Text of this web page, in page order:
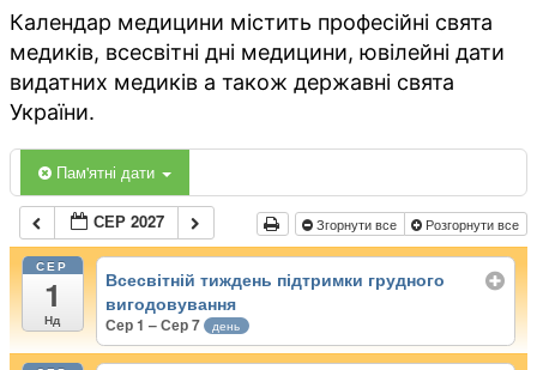
Календар медицини містить професійні свята
медиків, всесвітні дні медицини, ювілейні дати
видатних медиків а також державні свята
України.
Пам'ятні дати
СЕР 2027 Згорнути все Розгорнути все
СЕР
1
Нд
Всесвітній тиждень підтримки грудного
вигодовування
Сер 1 – Сер 7 день